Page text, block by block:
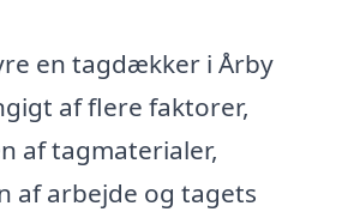
en tagdækker i Årby
af flere faktorer,
af tagmaterialer,
af arbejde og tagets